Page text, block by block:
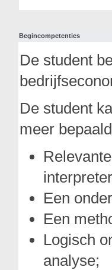
Begincompetenties
De student
De student
meer
Een
Een
Logisch
analyse;